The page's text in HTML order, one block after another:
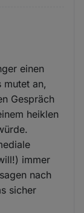
einen
mutet an,
Gespräch
heiklen
immer
nach
sicher